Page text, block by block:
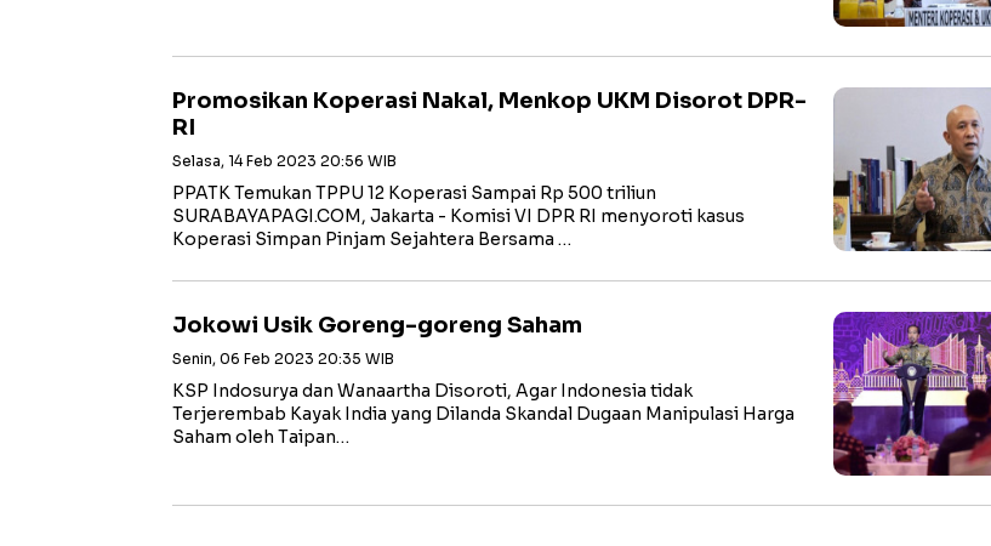
Promosikan Koperasi Nakal, Menkop UKM Disorot DPR-
RI
Selasa, 14 Feb 2023 20:56 WIB
PPATK Temukan TPPU 12 Koperasi Sampai Rp 500 triliun
SURABAYAPAGI.COM, Jakarta - Komisi VI DPR RI menyoroti kasus
Koperasi Simpan Pinjam Sejahtera Bersama …
Jokowi Usik Goreng-goreng Saham
Senin, 06 Feb 2023 20:35 WIB
KSP Indosurya dan Wanaartha Disoroti, Agar Indonesia tidak
Terjerembab Kayak India yang Dilanda Skandal Dugaan Manipulasi Harga
Saham oleh Taipan…